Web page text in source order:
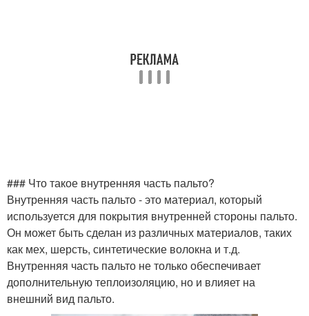
### Что такое внутренняя часть пальто?
Внутренняя часть пальто - это материал, который
используется для покрытия внутренней стороны пальто.
Он может быть сделан из различных материалов, таких
как мех, шерсть, синтетические волокна и т.д.
Внутренняя часть пальто не только обеспечивает
дополнительную теплоизоляцию, но и влияет на
внешний вид пальто.